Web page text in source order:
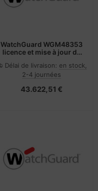
WatchGuard WGM48353
licence et mise à jour de
année(s)
Délai de livraison: en stock,
2-4 journées
43.622,51 €